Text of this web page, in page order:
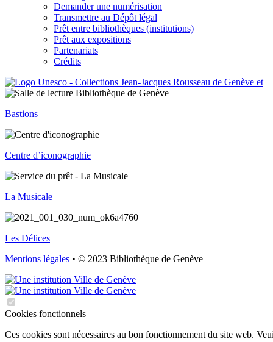
Demander une numérisation
Transmettre au Dépôt légal
Prêt entre bibliothèques (institutions)
Prêt aux expositions
Partenariats
Crédits
Bastions
Centre d’iconographie
La Musicale
Les Délices
Mentions légales • © 2023 Bibliothèque de Genève
Cookies fonctionnels
Ces cookies sont nécessaires au bon fonctionnement du site web.